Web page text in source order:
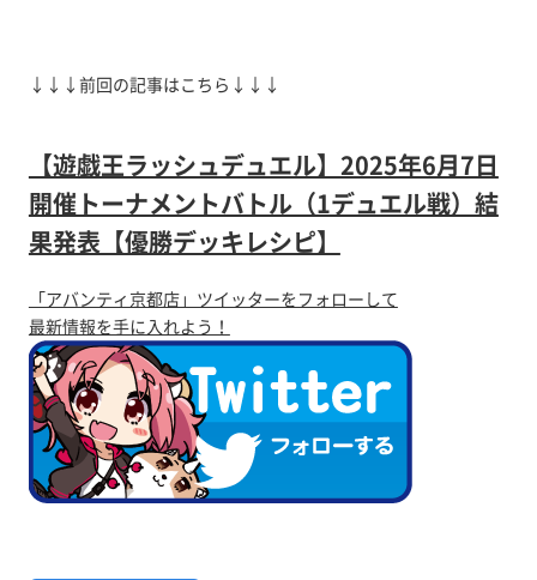
↓↓↓前回の記事はこちら↓↓↓
【遊戯王ラッシュデュエル】2025年6月7日
開催トーナメントバトル（1デュエル戦）結
果発表【優勝デッキレシピ】
「アバンティ京都店」ツイッターをフォローして
最新情報を手に入れよう！